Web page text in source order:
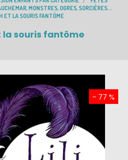
MONSTRES, OGRES, SORCIÈRES...
ET LA SOURIS FANTÔME
la souris fantôme
- 77 %